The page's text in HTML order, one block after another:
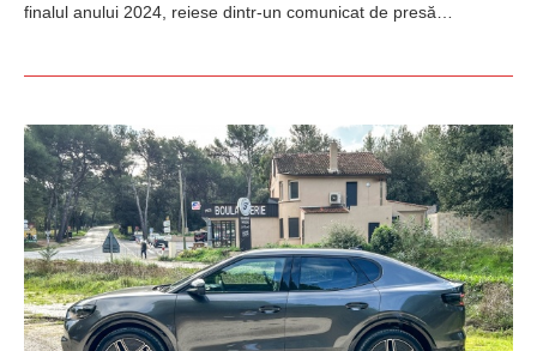
finalul anului 2024, reiese dintr-un comunicat de presă…